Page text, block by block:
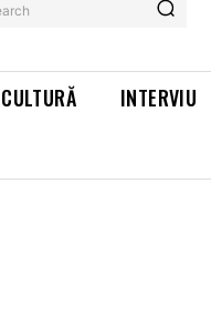
CULTURĂ
INTERVIU